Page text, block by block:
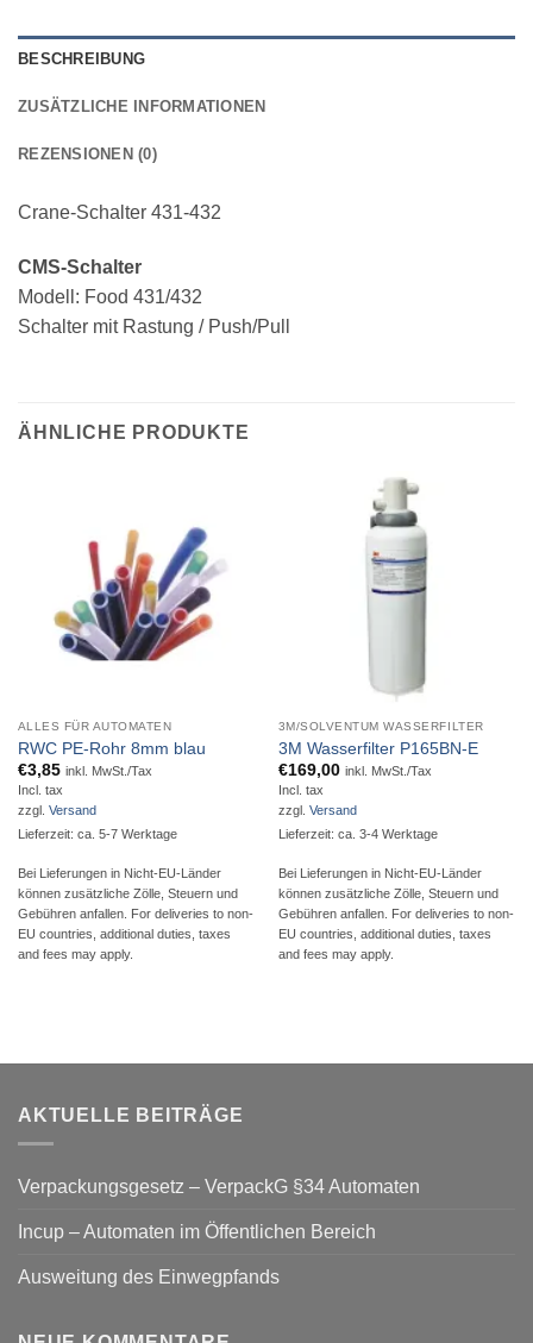
BESCHREIBUNG
ZUSÄTZLICHE INFORMATIONEN
REZENSIONEN (0)
Crane-Schalter 431-432
CMS-Schalter
Modell: Food 431/432
Schalter mit Rastung / Push/Pull
ÄHNLICHE PRODUKTE
ALLES FÜR AUTOMATEN
RWC PE-Rohr 8mm blau
€3,85 inkl. MwSt./Tax
Incl. tax
zzgl. Versand
Lieferzeit: ca. 5-7 Werktage
Bei Lieferungen in Nicht-EU-Länder
können zusätzliche Zölle, Steuern und
Gebühren anfallen. For deliveries to non-
EU countries, additional duties, taxes
and fees may apply.
3M/SOLVENTUM WASSERFILTER
3M Wasserfilter P165BN-E
€169,00 inkl. MwSt./Tax
Incl. tax
zzgl. Versand
Lieferzeit: ca. 3-4 Werktage
Bei Lieferungen in Nicht-EU-Länder
können zusätzliche Zölle, Steuern und
Gebühren anfallen. For deliveries to non-
EU countries, additional duties, taxes
and fees may apply.
AKTUELLE BEITRÄGE
Verpackungsgesetz – VerpackG §34 Automaten
Incup – Automaten im Öffentlichen Bereich
Ausweitung des Einwegpfands